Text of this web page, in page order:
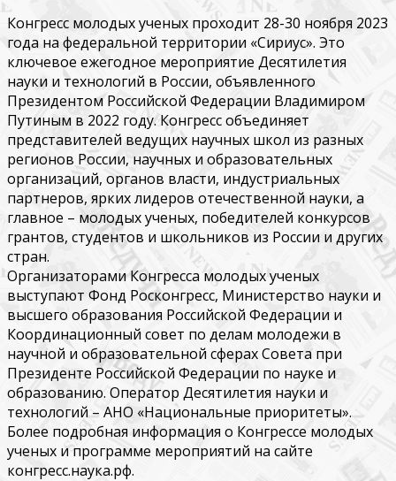
Конгресс молодых ученых проходит 28-30 ноября 2023
года на федеральной территории «Сириус». Это
ключевое ежегодное мероприятие Десятилетия
науки и технологий в России, объявленного
Президентом Российской Федерации Владимиром
Путиным в 2022 году. Конгресс объединяет
представителей ведущих научных школ из разных
регионов России, научных и образовательных
организаций, органов власти, индустриальных
партнеров, ярких лидеров отечественной науки, а
главное – молодых ученых, победителей конкурсов
грантов, студентов и школьников из России и других
стран.
Организаторами Конгресса молодых ученых
выступают Фонд Росконгресс, Министерство науки и
высшего образования Российской Федерации и
Координационный совет по делам молодежи в
научной и образовательной сферах Совета при
Президенте Российской Федерации по науке и
образованию. Оператор Десятилетия науки и
технологий – АНО «Национальные приоритеты».
Более подробная информация о Конгрессе молодых
ученых и программе мероприятий на сайте
конгресс.наука.рф.